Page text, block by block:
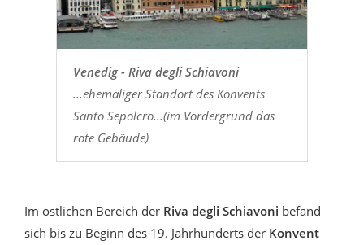
Venedig - Riva degli Schiavoni
...ehemaliger Standort des Konvents
Santo Sepolcro...(im Vordergrund das
rote Gebäude)
Im östlichen Bereich der Riva degli Schiavoni befand
sich bis zu Beginn des 19. Jahrhunderts der Konvent